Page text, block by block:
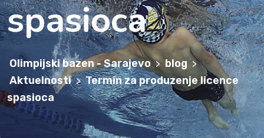
spasioca
Olimpijski bazen - Sarajevo > blog >
Aktuelnosti > Termin za produzenje licence
spasioca